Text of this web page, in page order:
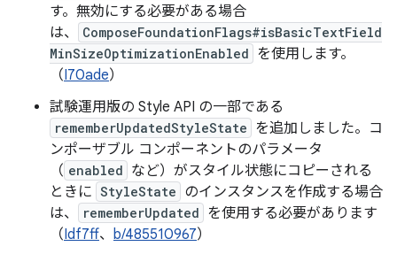
す。無効にする必要がある場合
は、
ComposeFoundationFlags#isBasicTextField
MinSizeOptimizationEnabled を使用します。
（I70ade）
試験運用版の Style API の一部である
rememberUpdatedStyleState を追加しました。コ
ンポーザブル コンポーネントのパラメータ
（ enabled など）がスタイル状態にコピーされる
ときに StyleState のインスタンスを作成する場合
は、
rememberUpdated を使用する必要があります
（Idf7ff、 b/485510967）